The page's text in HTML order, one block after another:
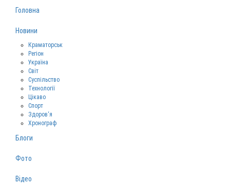
Головна
Новини
Краматорськ
Регіон
Україна
Світ
Суспільство
Технології
Цікаво
Спорт
Здоров‘я
Хронограф
Блоги
Фото
Відео